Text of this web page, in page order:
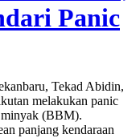
Panic
Tekad Abidin,
melakukan panic
minyak (BBM).
panjang kendaraan